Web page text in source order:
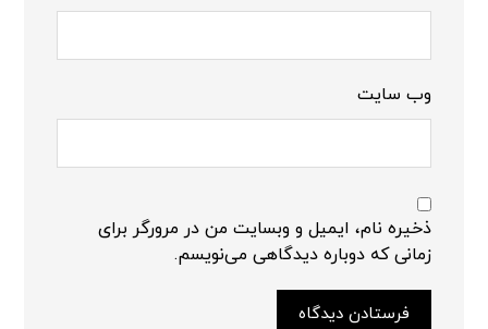
وب‌ سایت
ذخیره نام، ایمیل و وبسایت من در مرورگر برای
زمانی که دوباره دیدگاهی می‌نویسم.
فرستادن دیدگاه